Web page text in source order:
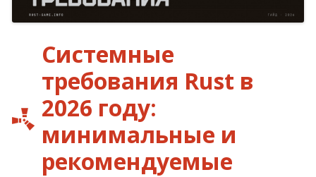
Системные
требования Rust в
2026 году:
минимальные и
рекомендуемые